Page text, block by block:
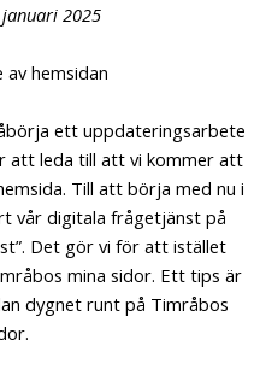
2025
av hemsidan
ett uppdateringsarbete
att leda till att vi kommer att
Till att börja med nu i
vår digitala frågetjänst på
Det gör vi för att istället
mina sidor. Ett tips är
dygnet runt på Timråbos